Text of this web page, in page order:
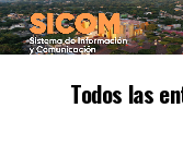
Todos las